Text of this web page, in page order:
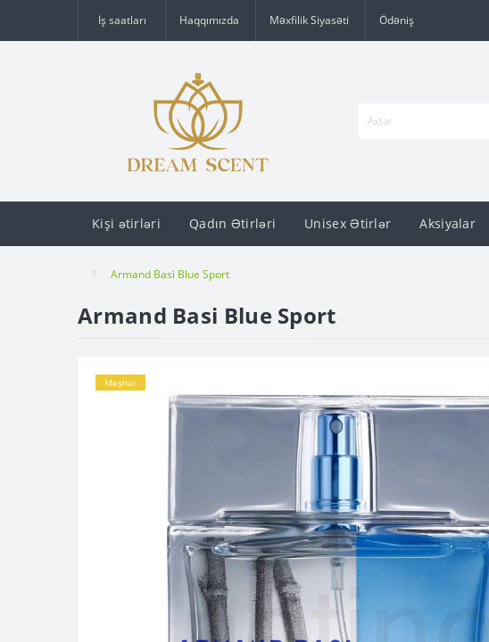
İş saatları Haqqımızda Məxfilik Siyasəti Ödəniş
Kişi ətirləri Qadın Ətirləri Unisex Ətirlər Aksiyalar
Armand Basi Blue Sport
Armand Basi Blue Sport
Məşhur